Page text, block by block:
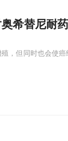
希替尼耐药
，但同时也会使癌